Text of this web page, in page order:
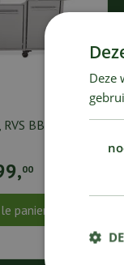
BBQ au gaz
,00
panier
Deze